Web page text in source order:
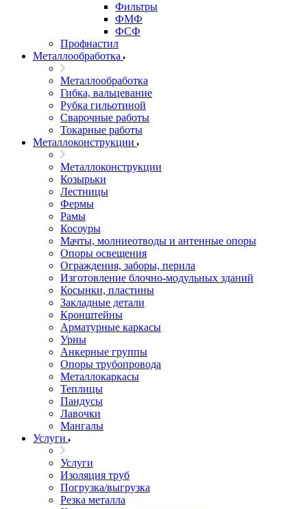
Фильтры
ФМФ
ФСФ
Профнастил
Металлообработка
Металлообработка
Гибка, вальцевание
Рубка гильотиной
Сварочные работы
Токарные работы
Металлоконструкции
Металлоконструкции
Козырьки
Лестницы
Фермы
Рамы
Косоуры
Мачты, молниеотводы и антенные опоры
Опоры освещения
Ограждения, заборы, перила
Изготовление блочно-модульных зданий
Косынки, пластины
Закладные детали
Кронштейны
Арматурные каркасы
Урны
Анкерные группы
Опоры трубопровода
Металлокаркасы
Теплицы
Пандусы
Лавочки
Мангалы
Услуги
Услуги
Изоляция труб
Погрузка/выгрузка
Резка металла